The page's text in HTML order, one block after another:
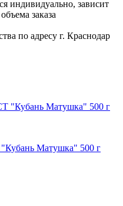
индивидуально, зависит
заказа
по адресу г. Краснодар
Матушка" 500 г